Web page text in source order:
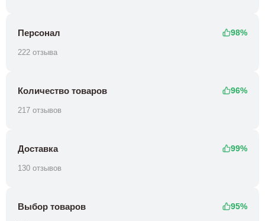
Персонал 98%
222 отзыва
Количество товаров 96%
217 отзывов
Доставка 99%
130 отзывов
Выбор товаров 95%